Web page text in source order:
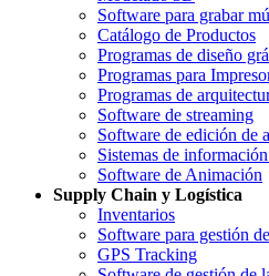
Software para grabar
Catálogo de Productos
Programas de diseño
Programas para
Programas de
Software de streaming
Software de edición de
Sistemas de
Software de Animación
Supply Chain y Logística
Inventarios
Software para gestión
GPS Tracking